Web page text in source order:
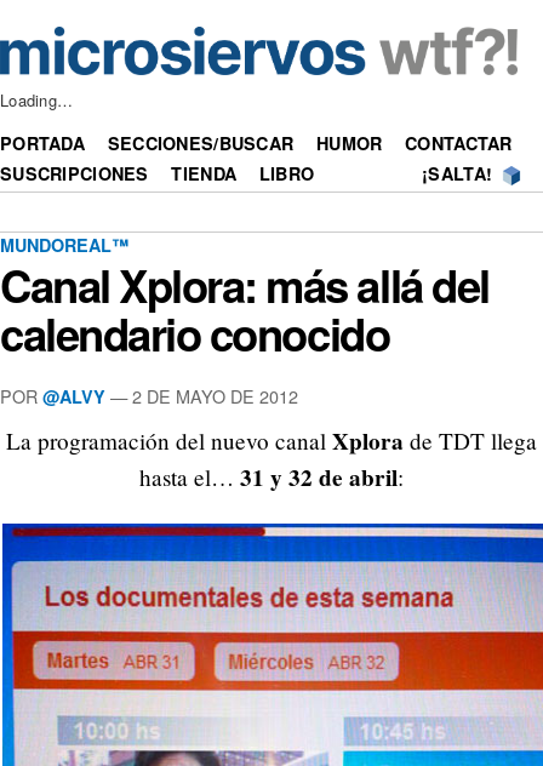
Loading…
PORTADA SECCIONES/BUSCAR HUMOR
CONTACTAR
SUSCRIPCIONES
TIENDA LIBRO ¡SALTA!
MUNDOREAL™
Canal Xplora: más allá del
calendario conocido
POR @ALVY —2 DE MAYO DE 2012
La programación del nuevo canal Xplora de TDT llega
hasta el… 31 y 32 de abril: